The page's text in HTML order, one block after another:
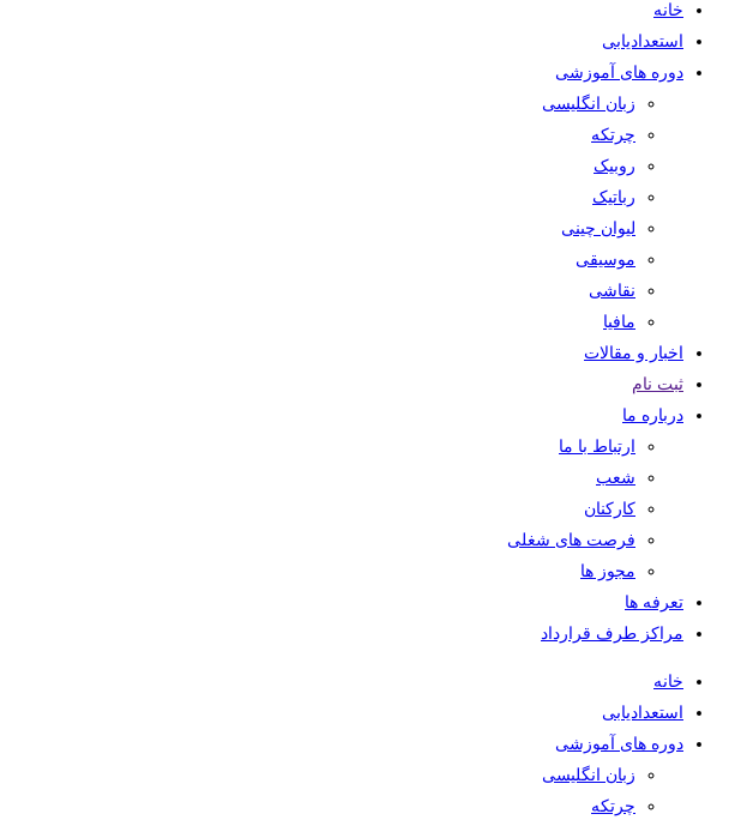
خانه
استعدادیابی
دوره های آموزشی
زبان انگلیسی
چرتکه
روبیک
رباتیک
لیوان چینی
موسیقی
نقاشی
مافیا
اخبار و مقالات
ثبت نام
درباره ما
ارتباط با ما
شعب
کارکنان
فرصت های شغلی
مجوز ها
تعرفه ها
مراکز طرف قرارداد
خانه
استعدادیابی
دوره های آموزشی
زبان انگلیسی
چرتکه